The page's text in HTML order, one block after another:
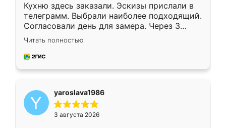
Кухню здесь заказали. Эскизы прислали в
телеграмм. Выбрали наиболее подходящий.
Согласовали день для замера. Через 3
недели кухня была уже готова. Остались
довольны работой. Спасибо Ренессанс
мебель за качественную работу!
Читать полностью
yaroslava1986
3 августа 2026